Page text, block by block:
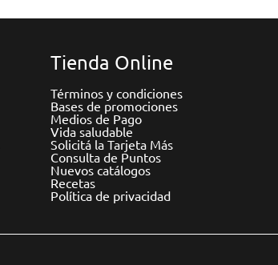
Tienda Online
Términos y condiciones
Bases de promociones
Medios de Pago
Vida saludable
Solicitá la Tarjeta Más
Consulta de Puntos
Nuevos catálogos
Recetas
Política de privacidad